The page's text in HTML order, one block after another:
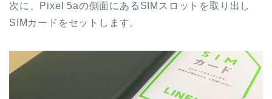
次に、Pixel 5aの側面にあるSIMスロットを取り出し
SIMカードをセットします。